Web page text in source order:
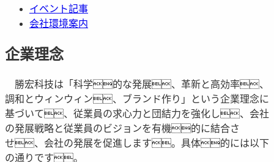
イベント記事
会社環境案内
企業理念
勝宏科技は「科学的な発展、革新と高効率、
調和とウィンウィン、ブランド作り」という企業理念に
基づいて、従業員の求心力と団結力を強化し、会社
の発展戦略と従業員のビジョンを有機的に結合さ
せ、会社の発展を促進します。具体的には以下
の通りです。